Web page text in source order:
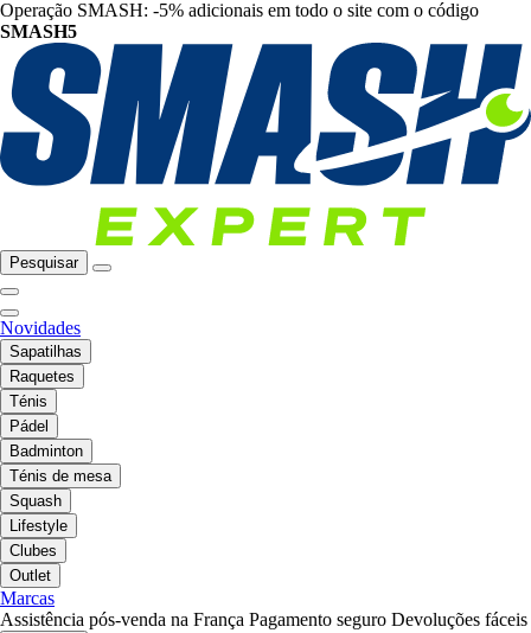
Operação SMASH: -5% adicionais em todo o site com o código
SMASH5
Pesquisar
Novidades
Sapatilhas
Raquetes
Ténis
Pádel
Badminton
Ténis de mesa
Squash
Lifestyle
Clubes
Outlet
Marcas
Assistência pós-venda na França Pagamento seguro Devoluções fáceis